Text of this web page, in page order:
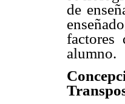
de
factores
alumno.